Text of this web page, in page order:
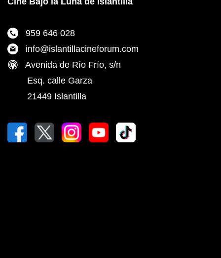
959 646 028
info@islantillacineforum.com
Avenida de Río Frío, s/n
Esq. calle Garza
21449 Islantilla